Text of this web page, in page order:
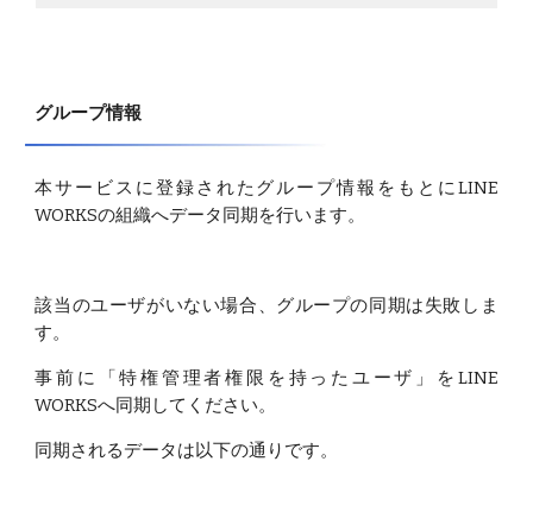
グループ情報
本サービスに登録されたグループ情報をもとにLINE
WORKSの組織へデータ同期を行います。
該当のユーザがいない場合、グループの同期は失敗しま
す。
事前に「特権管理者権限を持ったユーザ」をLINE
WORKSへ同期してください。
同期されるデータは以下の通りです。